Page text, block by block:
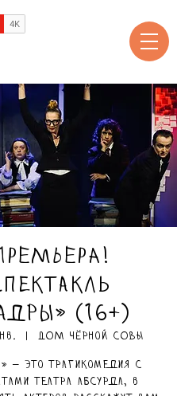
(16+)
ДОМ чёрной СОВЫ
— это трагикомедия с
театра абсурда, в